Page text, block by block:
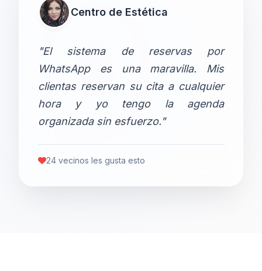
Centro de Estética
"El sistema de reservas por
WhatsApp es una maravilla. Mis
clientas reservan su cita a cualquier
hora y yo tengo la agenda
organizada sin esfuerzo."
24 vecinos les gusta esto